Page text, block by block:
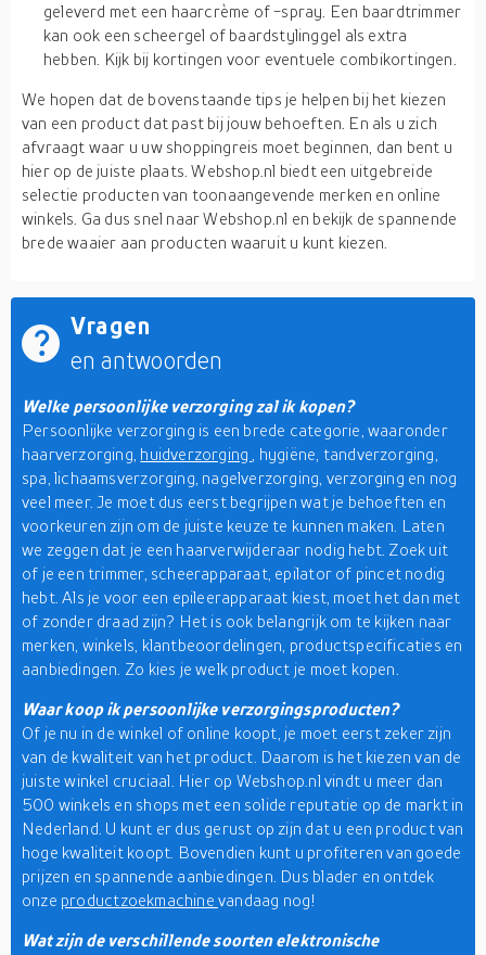
geleverd met een haarcrème of -spray. Een baardtrimmer
kan ook een scheergel of baardstylinggel als extra
hebben. Kijk bij kortingen voor eventuele combikortingen.
We hopen dat de bovenstaande tips je helpen bij het kiezen
van een product dat past bij jouw behoeften. En als u zich
afvraagt waar u uw shoppingreis moet beginnen, dan bent u
hier op de juiste plaats. Webshop.nl biedt een uitgebreide
selectie producten van toonaangevende merken en online
winkels. Ga dus snel naar Webshop.nl en bekijk de spannende
brede waaier aan producten waaruit u kunt kiezen.
Vragen
en antwoorden
Welke persoonlijke verzorging zal ik kopen?
Persoonlijke verzorging is een brede categorie, waaronder
haarverzorging, huidverzorging
, hygiëne, tandverzorging,
spa, lichaamsverzorging, nagelverzorging, verzorging en nog
veel meer. Je moet dus eerst begrijpen wat je behoeften en
voorkeuren zijn om de juiste keuze te kunnen maken. Laten
we zeggen dat je een haarverwijderaar nodig hebt. Zoek uit
of je een trimmer, scheerapparaat, epilator of pincet nodig
hebt. Als je voor een epileerapparaat kiest, moet het dan met
of zonder draad zijn? Het is ook belangrijk om te kijken naar
merken, winkels, klantbeoordelingen, productspecificaties en
aanbiedingen. Zo kies je welk product je moet kopen.
Waar koop ik persoonlijke verzorgingsproducten?
Of je nu in de winkel of online koopt, je moet eerst zeker zijn
van de kwaliteit van het product. Daarom is het kiezen van de
juiste winkel cruciaal. Hier op Webshop.nl vindt u meer dan
500 winkels en shops met een solide reputatie op de markt in
Nederland. U kunt er dus gerust op zijn dat u een product van
hoge kwaliteit koopt. Bovendien kunt u profiteren van goede
prijzen en spannende aanbiedingen. Dus blader en ontdek
onze productzoekmachine vandaag nog!
Wat zijn de verschillende soorten elektronische